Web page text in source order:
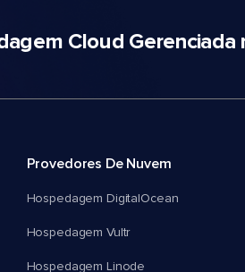
Cloud Gerenciada
Provedores De Nuvem
Hospedagem DigitalOcean
Hospedagem Vultr
Hospedagem Linode